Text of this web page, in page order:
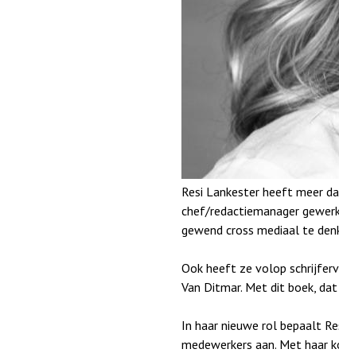
Resi Lankester heeft meer
chef/redactiemanager
gewend cross mediaal te
Ook heeft ze volop
Van Ditmar. Met dit boek,
In haar nieuwe rol bepaalt
medewerkers aan. Met haar